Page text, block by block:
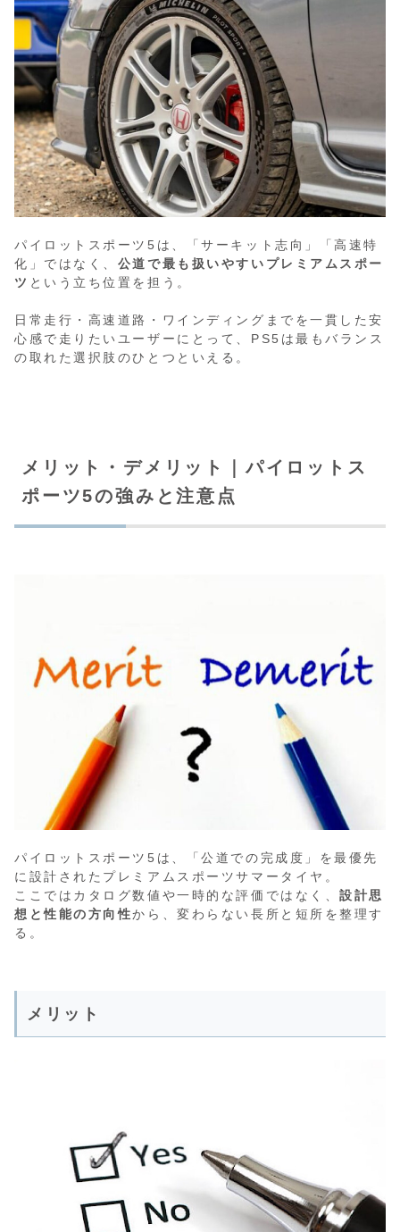
パイロットスポーツ5は、「サーキット志向」「高速特
化」ではなく、 公道で最も扱いやすいプレミアムスポー
ツ という立ち位置を担う。
日常走行・高速道路・ワインディングまでを一貫した安
心感で走りたいユーザーにとって、PS5は最もバランス
の取れた選択肢のひとつといえる。
メリット・デメリット｜パイロットス
ポーツ5の強みと注意点
パイロットスポーツ5は、「公道での完成度」を最優先
に設計されたプレミアムスポーツサマータイヤ。
ここではカタログ数値や一時的な評価ではなく、設計思
想と性能の方向性から、変わらない長所と短所を整理す
る。
メリット